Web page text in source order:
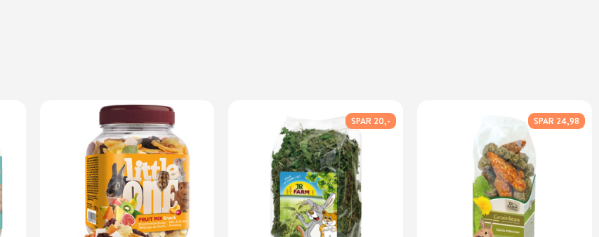
SPAR 20,- SPAR 24,98